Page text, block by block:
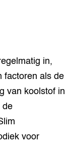
in,
factoren als de
van koolstof in
de
voor